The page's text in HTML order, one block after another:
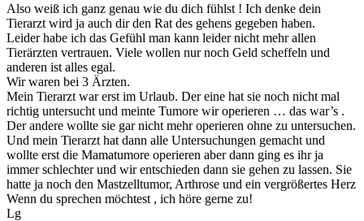
Also weiß ich ganz genau wie du dich fühlst ! Ich denke dein
Tierarzt wird ja auch dir den Rat des gehens gegeben haben.
Leider habe ich das Gefühl man kann leider nicht mehr allen
Tierärzten vertrauen. Viele wollen nur noch Geld scheffeln und
anderen ist alles egal.
Wir waren bei 3 Ärzten.
Mein Tierarzt war erst im Urlaub. Der eine hat sie noch nicht mal
richtig untersucht und meinte Tumore wir operieren … das war’s .
Der andere wollte sie gar nicht mehr operieren ohne zu untersuchen.
Und mein Tierarzt hat dann alle Untersuchungen gemacht und
wollte erst die Mamatumore operieren aber dann ging es ihr ja
immer schlechter und wir entschieden dann sie gehen zu lassen. Sie
hatte ja noch den Mastzelltumor, Arthrose und ein vergrößertes Herz
Wenn du sprechen möchtest , ich höre gerne zu!
Lg